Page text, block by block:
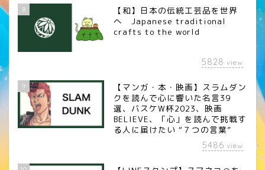
8
【和】日本の伝統工芸品を世界
へ Japanese traditional
crafts to the world
5828 view
9
【マンガ・本・映画】スラムダン
クを読んで心に響いた名言39
選、バスケW杯2023、映画
BELIEVE、「心」を読んで挑戦す
る人に届けたい “７つの言葉”
5486 view